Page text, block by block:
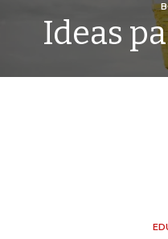
Ideas